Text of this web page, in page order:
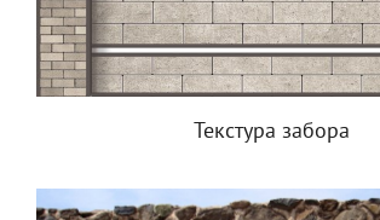
Текстура забора